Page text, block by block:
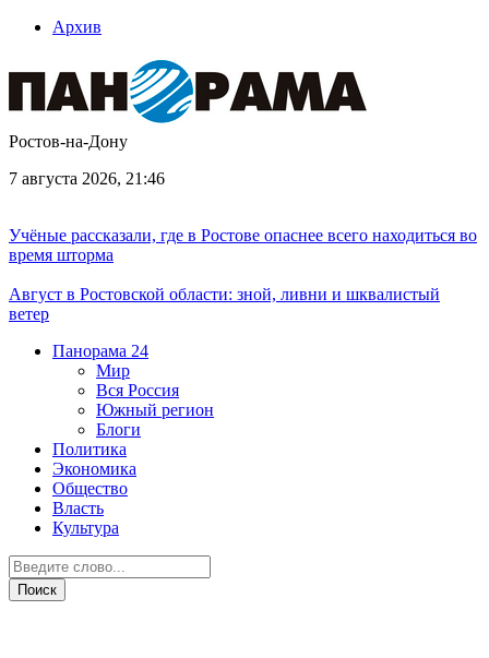
Архив
Ростов-на-Дону
7 августа 2026, 21:46
Учёные рассказали, где в Ростове опаснее всего находиться во
время шторма
Август в Ростовской области: зной, ливни и шквалистый
ветер
Панорама 24
Мир
Вся Россия
Южный регион
Блоги
Политика
Экономика
Общество
Власть
Культура